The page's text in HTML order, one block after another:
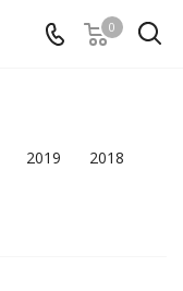
0
2019 2018